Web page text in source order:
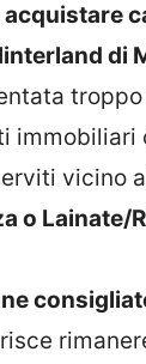
acquistare
di
immobiliari
vicino
o Lainate/